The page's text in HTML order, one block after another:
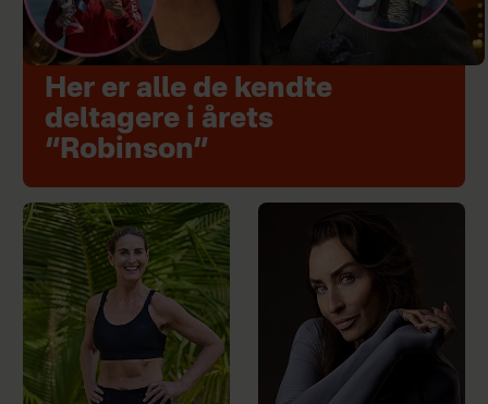
Her er alle de kendte
deltagere i årets
“Robinson”